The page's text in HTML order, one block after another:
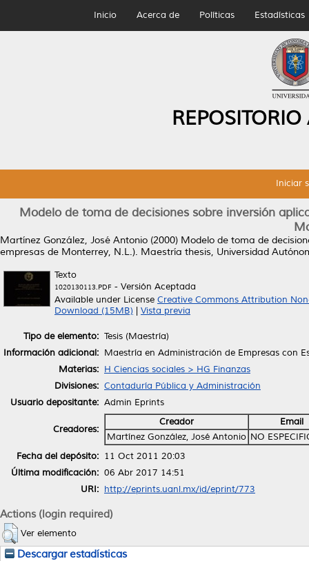
Inicio Acerca de Políticas Estadísticas
Iniciar
Modelo de toma de decisiones sobre inversión
Martínez González, José Antonio (2000) Modelo de toma de
empresas de Monterrey, N.L.). Maestría thesis, Universidad
Texto
1020130113.PDF - Versión Aceptada
Available under License Creative Commons Attribution
Download (15MB)
Vista previa
Tipo de elemento: Tesis (Maestría)
Información adicional: Maestría en Administración de Empresas con
Materias: H Ciencias sociales > HG Finanzas
Divisiones: Contaduría Pública y Administración
Usuario depositante: Admin Eprints
Creadores:
Creador
Email
Martínez González, José Antonio NO
Fecha del depósito: 11 Oct 2011 20:03
Última modificación: 06 Abr 2017 14:51
URI: http://eprints.uanl.mx/id/eprint/773
Actions (login required)
Ver elemento
Descargar estadísticas